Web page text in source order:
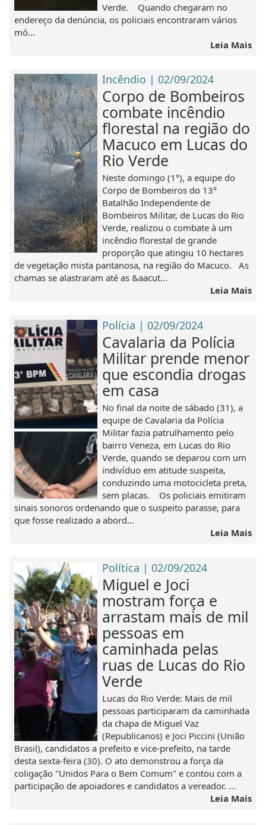
Verde. Quando chegaram no
endereço da denúncia, os policiais encontraram vários
mó...
Leia Mais
Incêndio | 02/09/2024
Corpo de Bombeiros
combate incêndio
florestal na região do
Macuco em Lucas do
Rio Verde
Neste domingo (1°), a equipe do
Corpo de Bombeiros do 13°
Batalhão Independente de
Bombeiros Militar, de Lucas do Rio
Verde, realizou o combate à um
incêndio florestal de grande
proporção que atingiu 10 hectares
de vegetação mista pantanosa, na região do Macuco. As
chamas se alastraram até as &aacut...
Leia Mais
Polícia | 02/09/2024
Cavalaria da Polícia
Militar prende menor
que escondia drogas
em casa
No final da noite de sábado (31), a
equipe de Cavalaria da Polícia
Militar fazia patrulhamento pelo
bairro Veneza, em Lucas do Rio
Verde, quando se deparou com um
indivíduo em atitude suspeita,
conduzindo uma motocicleta preta,
sem placas. Os policiais emitiram
sinais sonoros ordenando que o suspeito parasse, para
que fosse realizado a abord...
Leia Mais
Política | 02/09/2024
Miguel e Joci
mostram força e
arrastam mais de mil
pessoas em
caminhada pelas
ruas de Lucas do Rio
Verde
Lucas do Rio Verde: Mais de mil
pessoas participaram da caminhada
da chapa de Miguel Vaz
(Republicanos) e Joci Piccini (União
Brasil), candidatos a prefeito e vice-prefeito, na tarde
desta sexta-feira (30). O ato demonstrou a força da
coligação "Unidos Para o Bem Comum" e contou com a
participação de apoiadores e candidatos a vereador. ...
Leia Mais